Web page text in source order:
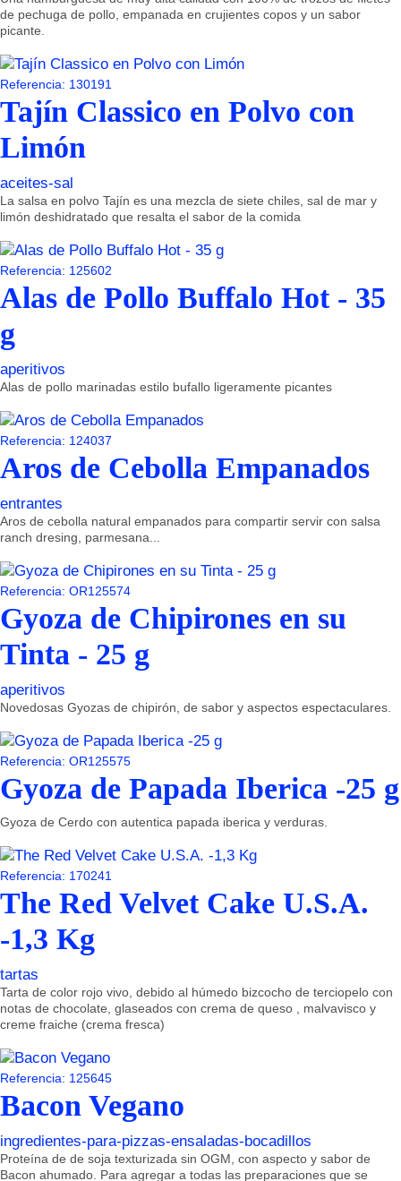
de pechuga de pollo, empanada en crujientes copos y un sabor
picante.
Referencia: 130191
Tajín Classico en Polvo con
Limón
aceites-sal
La salsa en polvo Tajín es una mezcla de siete chiles, sal de mar y
limón deshidratado que resalta el sabor de la comida
Referencia: 125602
Alas de Pollo Buffalo Hot - 35
g
aperitivos
Alas de pollo marinadas estilo bufallo ligeramente picantes
Referencia: 124037
Aros de Cebolla Empanados
entrantes
Aros de cebolla natural empanados para compartir servir con salsa
ranch dresing, parmesana...
Referencia: OR125574
Gyoza de Chipirones en su
Tinta - 25 g
aperitivos
Novedosas Gyozas de chipirón, de sabor y aspectos espectaculares.
Referencia: OR125575
Gyoza de Papada Iberica -25 g
Gyoza de Cerdo con autentica papada iberica y verduras.
Referencia: 170241
The Red Velvet Cake U.S.A.
-1,3 Kg
tartas
Tarta de color rojo vivo, debido al húmedo bizcocho de terciopelo con
notas de chocolate, glaseados con crema de queso , malvavisco y
creme fraiche (crema fresca)
Referencia: 125645
Bacon Vegano
ingredientes-para-pizzas-ensaladas-bocadillos
Proteína de de soja texturizada sin OGM, con aspecto y sabor de
Bacon ahumado. Para agregar a todas las preparaciones que se